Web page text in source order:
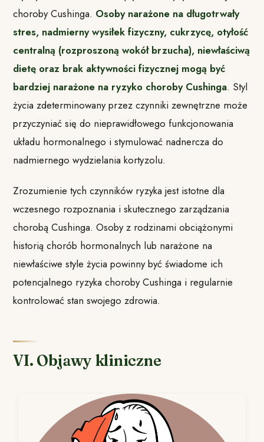
choroby Cushinga. Osoby narażone na długotrwały
stres, nadmierny wysiłek fizyczny, cukrzycę, otyłość
centralną (rozproszoną wokół brzucha), niewłaściwą
dietę oraz brak aktywności fizycznej mogą być
bardziej narażone na ryzyko choroby Cushinga. Styl
życia zdeterminowany przez czynniki zewnętrzne może
przyczyniać się do nieprawidłowego funkcjonowania
układu hormonalnego i stymulować nadnercza do
nadmiernego wydzielania kortyzolu.
Zrozumienie tych czynników ryzyka jest istotne dla
wczesnego rozpoznania i skutecznego zarządzania
chorobą Cushinga. Osoby z rodzinami obciążonymi
historią chorób hormonalnych lub narażone na
niewłaściwe style życia powinny być świadome ich
potencjalnego ryzyka choroby Cushinga i regularnie
kontrolować stan swojego zdrowia.
VI. Objawy kliniczne